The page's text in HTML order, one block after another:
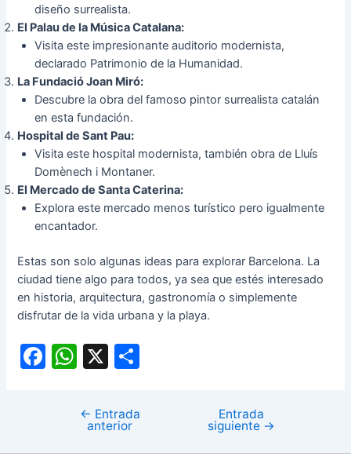
diseño surrealista.
El Palau de la Música Catalana:
Visita este impresionante auditorio modernista,
declarado Patrimonio de la Humanidad.
La Fundació Joan Miró:
Descubre la obra del famoso pintor surrealista catalán
en esta fundación.
Hospital de Sant Pau:
Visita este hospital modernista, también obra de Lluís
Domènech i Montaner.
El Mercado de Santa Caterina:
Explora este mercado menos turístico pero igualmente
encantador.
Estas son solo algunas ideas para explorar Barcelona. La
ciudad tiene algo para todos, ya sea que estés interesado
en historia, arquitectura, gastronomía o simplemente
disfrutar de la vida urbana y la playa.
F
W
at
s
X
← Entrada
anterior
Entrada
siguiente →